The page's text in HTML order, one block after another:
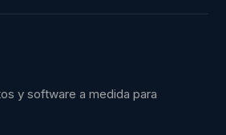
y software a medida para